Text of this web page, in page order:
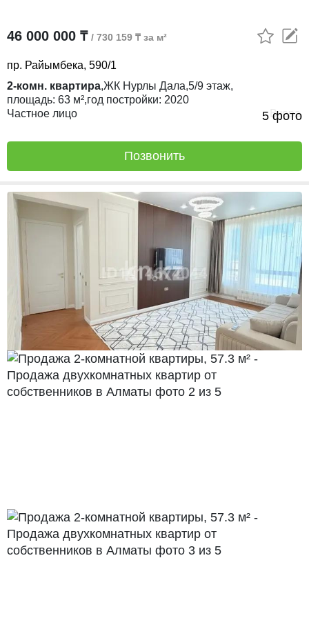
5 фото
46 000 000 ₸ / 730 159 ₸ за м²
пр. Райымбека, 590/1
2-комн. квартира,ЖК Нурлы Дала,5/9 этаж,
площадь: 63 м²,год постройки: 2020
Частное лицо
Вчера
Позвонить